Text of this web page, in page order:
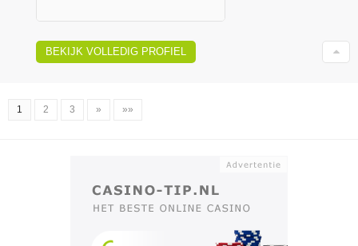
BEKIJK VOLLEDIG PROFIEL
1 2 3 » »»